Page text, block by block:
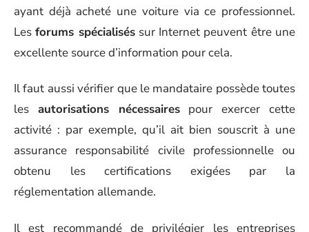
ayant déjà acheté une voiture via ce professionnel.
Lesforums spécialiséssur Internet peuvent être une
excellente source d’information pour cela.
Il faut aussi vérifier que le mandataire possède toutes
les autorisations nécessairespour exercer cette
activité : par exemple, qu’il ait bien souscrit à une
assurance responsabilité civile professionnelle ou
obtenu les certifications exigées par la
réglementation allemande.
Il est recommandé de privilégier les entreprises